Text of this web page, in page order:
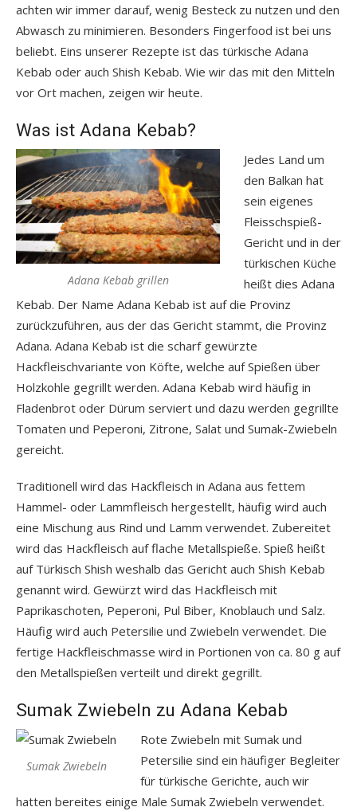
achten wir immer darauf, wenig Besteck zu nutzen und den
Abwasch zu minimieren. Besonders Fingerfood ist bei uns
beliebt. Eins unserer Rezepte ist das türkische Adana
Kebab oder auch Shish Kebab. Wie wir das mit den Mitteln
vor Ort machen, zeigen wir heute.
Was ist Adana Kebab?
Adana Kebab grillen
Jedes Land um
den Balkan hat
sein eigenes
Fleisschspieß-
Gericht und in der
türkischen Küche
heißt dies Adana
Kebab. Der Name Adana Kebab ist auf die Provinz
zurückzuführen, aus der das Gericht stammt, die Provinz
Adana. Adana Kebab ist die scharf gewürzte
Hackfleischvariante von Köfte, welche auf Spießen über
Holzkohle gegrillt werden. Adana Kebab wird häufig in
Fladenbrot oder Dürum serviert und dazu werden gegrillte
Tomaten und Peperoni, Zitrone, Salat und Sumak-Zwiebeln
gereicht.
Traditionell wird das Hackfleisch in Adana aus fettem
Hammel- oder Lammfleisch hergestellt, häufig wird auch
eine Mischung aus Rind und Lamm verwendet. Zubereitet
wird das Hackfleisch auf flache Metallspieße. Spieß heißt
auf Türkisch Shish weshalb das Gericht auch Shish Kebab
genannt wird. Gewürzt wird das Hackfleisch mit
Paprikaschoten, Peperoni, Pul Biber, Knoblauch und Salz.
Häufig wird auch Petersilie und Zwiebeln verwendet. Die
fertige Hackfleischmasse wird in Portionen von ca. 80 g auf
den Metallspießen verteilt und direkt gegrillt.
Sumak Zwiebeln zu Adana Kebab
Sumak Zwiebeln
Rote Zwiebeln mit Sumak und
Petersilie sind ein häufiger Begleiter
für türkische Gerichte, auch wir
hatten bereites einige Male Sumak Zwiebeln verwendet.